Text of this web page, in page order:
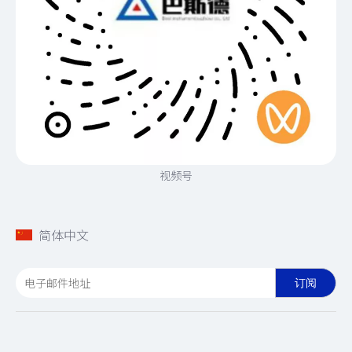
视频号
简体中文
订阅